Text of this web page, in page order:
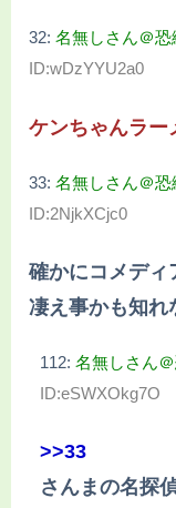
32: 名無しさん＠恐
ID:wDzYYU2a0
ケンちゃんラー
33: 名無しさん＠恐
ID:2NjkXCjc0
確かにコメディ
凄え事かも知れ
112: 名無しさん
ID:eSWXOkg7O
>>33
さんまの名探